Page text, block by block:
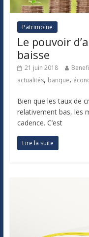
Patrimoine
Le pouvoir
baisse
21 juin 2018
actualités, banque,
Bien que les taux de
relativement bas, les
cadence. C’est
Lire la suite